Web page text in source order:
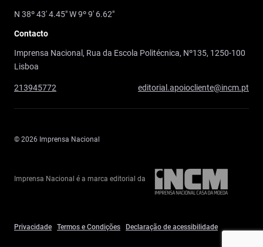
N 38º 43' 4.45" W 9º 9' 6.62"
Contacto
Imprensa Nacional, Rua da Escola Politécnica, Nº135, 1250-100
Lisboa
213945772 editorial.apoiocliente@incm.pt
© 2026 Imprensa Nacional
Imprensa Nacional é a marca editorial da
Privacidade Termos e Condições Declaração de acessibilidade